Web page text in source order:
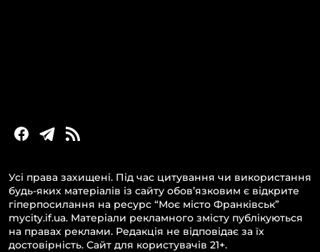
Усі права захищені. Під час цитування чи використання
будь-яких матеріалів із сайту обов’язковим є відкрите
гіперпосилання на ресурс “Моє місто Франківськ”
mycity.if.ua. Матеріали рекламного змісту публікуються
на правах реклами. Редакція не відповідає за їх
достовірність. Сайт для користувачів 21+.